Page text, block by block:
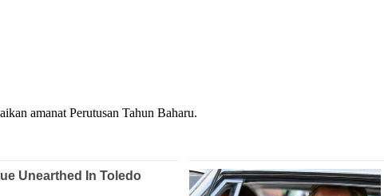
amanat Perutusan Tahun Baharu.